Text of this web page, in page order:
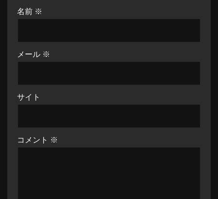
名前 ※
メール ※
サイト
コメント ※